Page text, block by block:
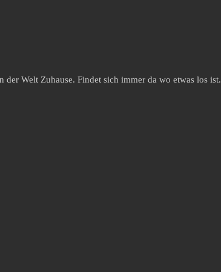
Welt Zuhause. Findet sich immer da wo etwas los ist.